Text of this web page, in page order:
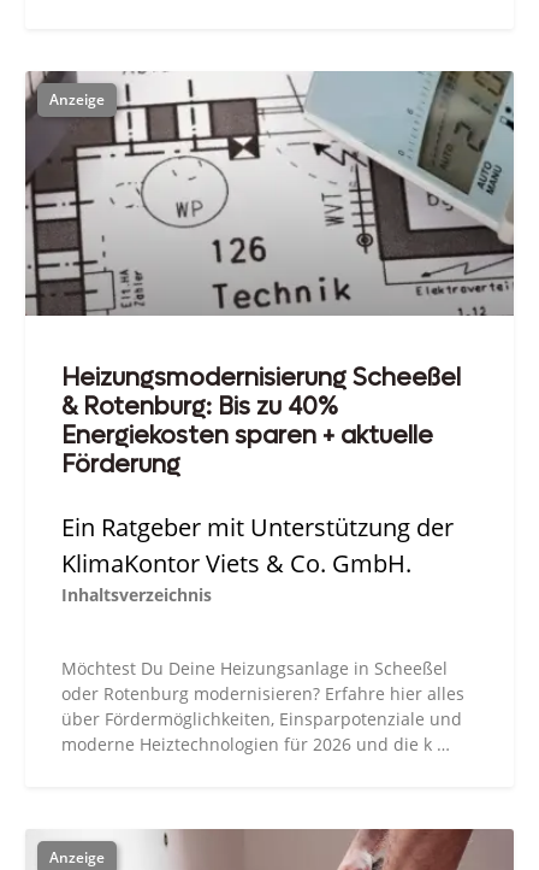
Heizungsmodernisierung Scheeßel
& Rotenburg: Bis zu 40%
Energiekosten sparen + aktuelle
Förderung
Ein Ratgeber mit Unterstützung der
KlimaKontor Viets & Co. GmbH.
Inhaltsverzeichnis
Möchtest Du Deine Heizungsanlage in Scheeßel
oder Rotenburg modernisieren? Erfahre hier alles
über Fördermöglichkeiten, Einsparpotenziale und
moderne Heiztechnologien für 2026 und die k …